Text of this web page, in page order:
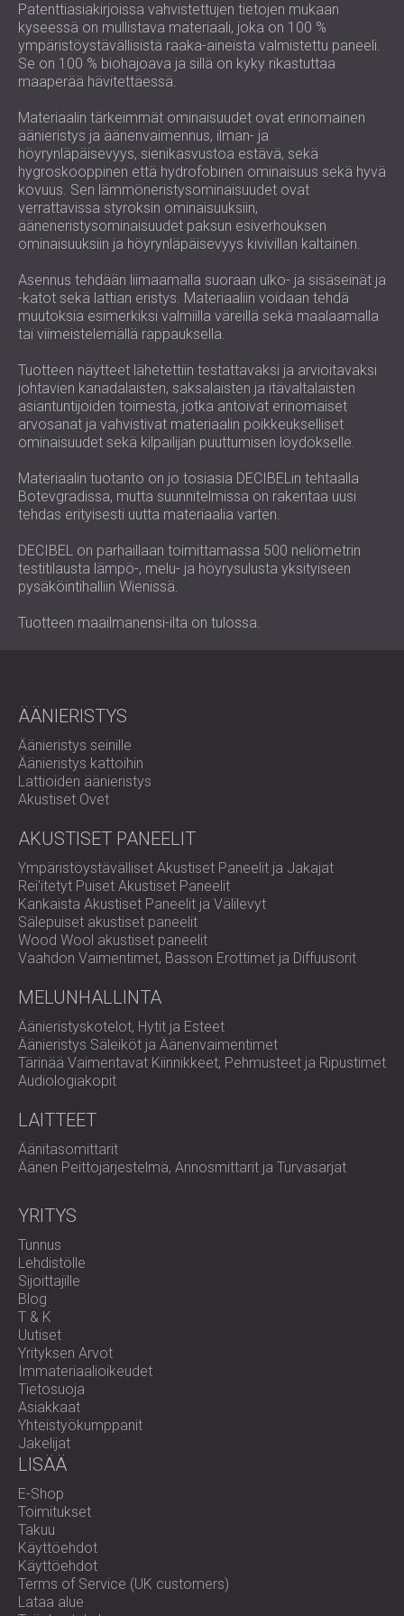
LIIKETILOIHIN
OPETUSTILOJEN ÄÄNIERISTYS JA
AKUSTIIKKA
TERVEYDENHUOLLON ÄÄNIERISTYS JA
ÄÄNIERISTYS- JA AKUSTISET RATKAISUT
AUDIOLOGIAN ALALLE
ÄÄNIERISTYS JA AKUSTISET RATKAISUT
KONESALEIHIN
ROMÂNIA (RO)
POLAND (PL)
РОССИЯ (RU)
USA (US)
SOUTH AFRICA (ZA)
Patenttiasiakirjoissa vahvistettujen tietojen mukaan
kyseessä on mullistava materiaali, joka on 100 %
ympäristöystävällisistä raaka-aineista valmistettu paneeli.
Se on 100 % biohajoava ja sillä on kyky rikastuttaa
maaperää hävitettäessä.
Materiaalin tärkeimmät ominaisuudet ovat erinomainen
äänieristys ja äänenvaimennus, ilman- ja
höyrynläpäisevyys, sienikasvustoa estävä, sekä
hygroskooppinen että hydrofobinen ominaisuus sekä hyvä
kovuus. Sen lämmöneristysominaisuudet ovat
verrattavissa styroksin ominaisuuksiin,
ääneneristysominaisuudet paksun esiverhouksen
ominaisuuksiin ja höyrynläpäisevyys kivivillan kaltainen.
Asennus tehdään liimaamalla suoraan ulko- ja sisäseinät ja
-katot sekä lattian eristys. Materiaaliin voidaan tehdä
muutoksia esimerkiksi valmiilla väreillä sekä maalaamalla
tai viimeistelemällä rappauksella.
Tuotteen näytteet lähetettiin testattavaksi ja arvioitavaksi
johtavien kanadalaisten, saksalaisten ja itävaltalaisten
asiantuntijoiden toimesta, jotka antoivat erinomaiset
arvosanat ja vahvistivat materiaalin poikkeukselliset
ominaisuudet sekä kilpailijan puuttumisen löydökselle.
Materiaalin tuotanto on jo tosiasia DECIBELin tehtaalla
Botevgradissa, mutta suunnitelmissa on rakentaa uusi
tehdas erityisesti uutta materiaalia varten.
DECIBEL on parhaillaan toimittamassa 500 neliömetrin
testitilausta lämpö-, melu- ja höyrysulusta yksityiseen
pysäköintihalliin Wienissä.
Tuotteen maailmanensi-ilta on tulossa.
ÄÄNIERISTYS
Äänieristys seinille
Äänieristys kattoihin
Lattioiden äänieristys
Akustiset Ovet
AKUSTISET PANEELIT
Ympäristöystävälliset Akustiset Paneelit ja Jakajat
Rei'itetyt Puiset Akustiset Paneelit
Kankaista Akustiset Paneelit ja Välilevyt
Sälepuiset akustiset paneelit
Wood Wool akustiset paneelit
Vaahdon Vaimentimet, Basson Erottimet ja Diffuusorit
MELUNHALLINTA
Äänieristyskotelot, Hytit ja Esteet
Äänieristys Säleiköt ja Äänenvaimentimet
Tärinää Vaimentavat Kiinnikkeet, Pehmusteet ja Ripustimet
Audiologiakopit
LAITTEET
Äänitasomittarit
Äänen Peittojärjestelmä, Annosmittarit ja Turvasarjat
YRITYS
Tunnus
Lehdistölle
Sijoittajille
Blog
T & K
Uutiset
Yrityksen Arvot
Immateriaalioikeudet
Tietosuoja
Asiakkaat
Yhteistyökumppanit
Jakelijat
LISÄÄ
E-Shop
Toimitukset
Takuu
Käyttöehdot
Käyttöehdot
Terms of Service (UK customers)
Lataa alue